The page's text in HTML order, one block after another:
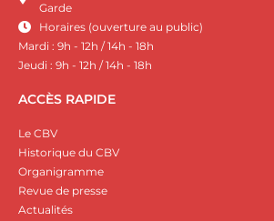
Garde
Horaires (ouverture au public)
Mardi : 9h - 12h / 14h - 18h
Jeudi : 9h - 12h / 14h - 18h
ACCÈS RAPIDE
Le CBV
Historique du CBV
Organigramme
Revue de presse
Actualités